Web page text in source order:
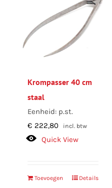
Krompasser 40 cm
staal
Eenheid: p.st.
€ 222,80 incl. btw
Quick View
Toevoegen
Details